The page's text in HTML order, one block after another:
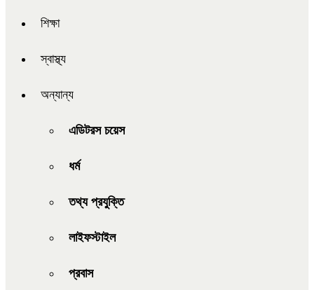
শিক্ষা
স্বাস্থ্য
অন্যান্য
এডিটরস চয়েস
ধর্ম
তথ্য প্রযুক্তি
লাইফস্টাইল
প্রবাস